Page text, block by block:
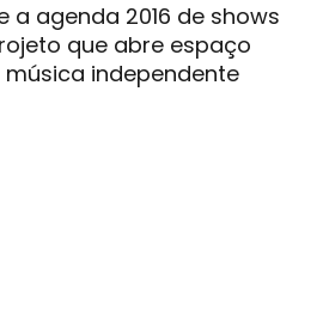
a agenda 2016 de shows
que abre espaço
independente